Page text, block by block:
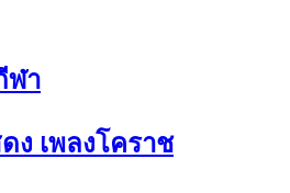
ฬา
ง เพลงโคราช